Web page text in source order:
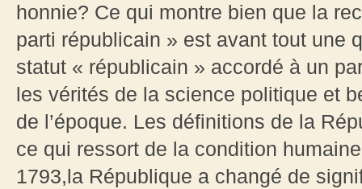
honnie? Ce qui montre bien que la
parti républicain » est avant tout une
statut « républicain » accordé à un
les vérités de la science politique et
de l’époque. Les définitions de la
ce qui ressort de la condition
1793,la République a changé de